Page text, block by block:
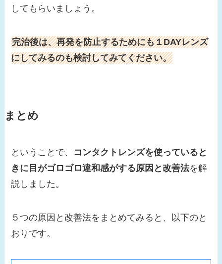
してもらいましょう。
完治後は、再発を防止するためにも１DAYレンズ
にしてみるのも検討してみてください。
まとめ
ということで、 コンタクトレンズを使っていると
きに目がゴロゴロ違和感がする原因と改善法を解
説しました。
５つの原因と改善法をまとめてみると、以下のと
おりです。